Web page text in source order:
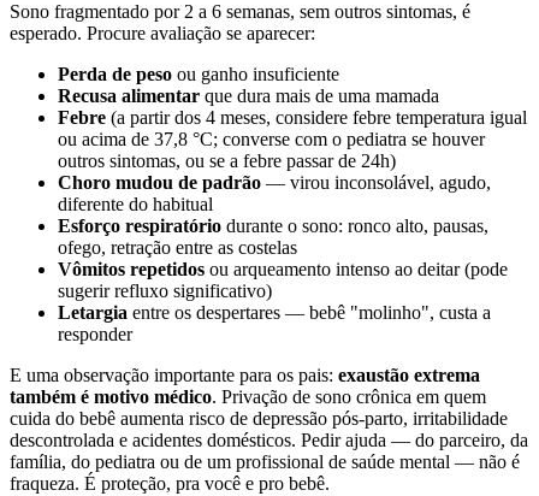
Sono fragmentado por 2 a 6 semanas, sem outros sintomas, é
esperado. Procure avaliação se aparecer:
Perda de peso ou ganho insuficiente
Recusa alimentar que dura mais de uma mamada
Febre (a partir dos 4 meses, considere febre temperatura igual
ou acima de 37,8 °C; converse com o pediatra se houver
outros sintomas, ou se a febre passar de 24h)
Choro mudou de padrão — virou inconsolável, agudo,
diferente do habitual
Esforço respiratório durante o sono: ronco alto, pausas,
ofego, retração entre as costelas
Vômitos repetidos ou arqueamento intenso ao deitar (pode
sugerir refluxo significativo)
Letargia entre os despertares — bebê "molinho", custa a
responder
E uma observação importante para os pais: exaustão extrema
também é motivo médico. Privação de sono crônica em quem
cuida do bebê aumenta risco de depressão pós-parto, irritabilidade
descontrolada e acidentes domésticos. Pedir ajuda — do parceiro, da
família, do pediatra ou de um profissional de saúde mental — não é
fraqueza. É proteção, pra você e pro bebê.